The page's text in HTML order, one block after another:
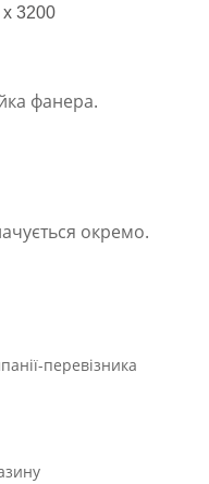
3200
фанера.
окремо.
перевізника